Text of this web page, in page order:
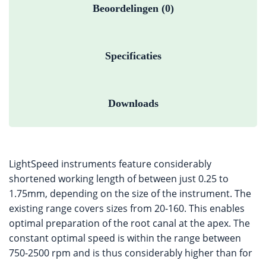
Beoordelingen (0)
Specificaties
Downloads
LightSpeed instruments feature considerably
shortened working length of between just 0.25 to
1.75mm, depending on the size of the instrument. The
existing range covers sizes from 20-160. This enables
optimal preparation of the root canal at the apex. The
constant optimal speed is within the range between
750-2500 rpm and is thus considerably higher than for